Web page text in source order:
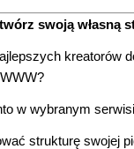
swoją własną
kreatorów
w wybranym
strukturę swojej